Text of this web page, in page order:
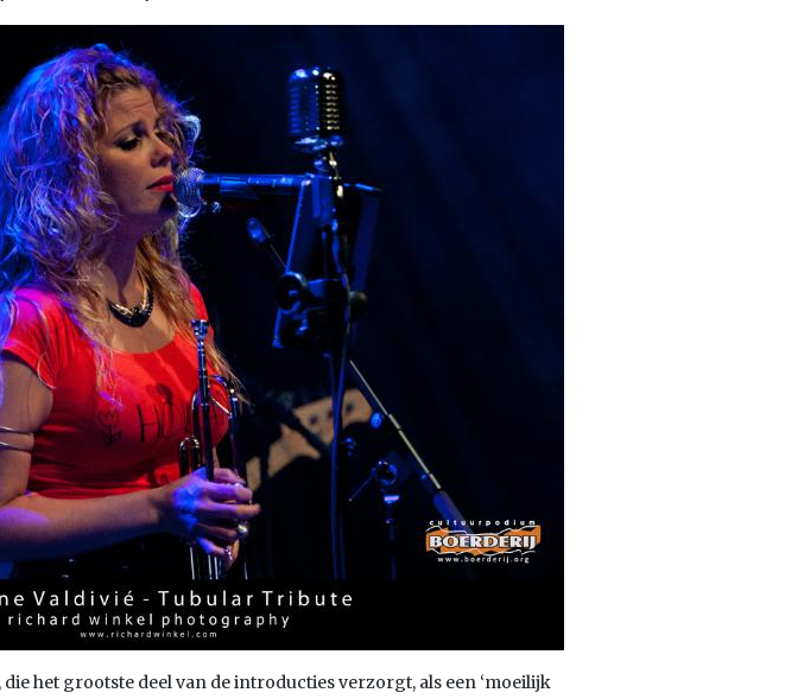
het grootste deel van de introducties verzorgt, als een ‘moeilijk